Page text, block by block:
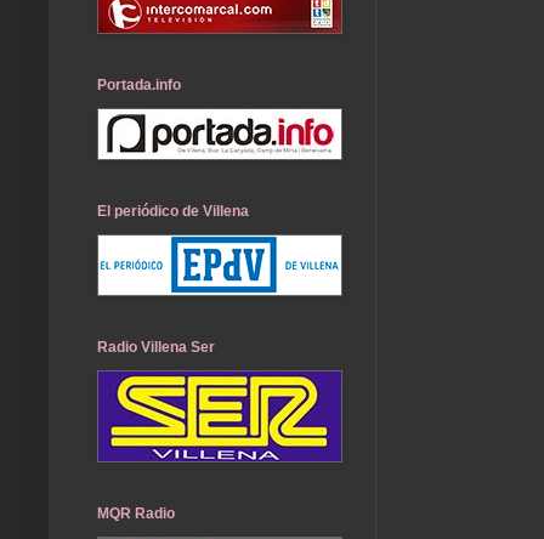
Portada.info
El periódico de Villena
Radio Villena Ser
MQR Radio